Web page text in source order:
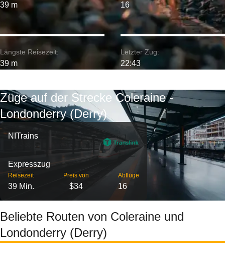
39 m
Längste Reisezeit:
39 m
16
Letzter Zug:
22:43
Züge auf der Strecke Coleraine -
Londonderry (Derry)
NITrains
Expresszug
Reisezeit
39 Min.
Preis von
$34
Abflüge
16
Beliebte Routen von Coleraine und
Londonderry (Derry)